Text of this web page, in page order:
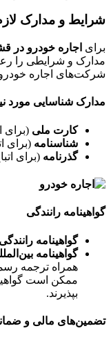
شرایط و مدارک
برای اجاره خودرو در
مدارک و شرایطی را
شرکت‌های اجاره
مدارک شناسایی مورد
کارت ملی (برای
شناسنامه (برای
گذرنامه (برای
گواهینامه رانندگی
گواهینامه
گواهینامه
همراه ترجمه
ممکن است
بپذیرند.
تضمین‌های مالی و